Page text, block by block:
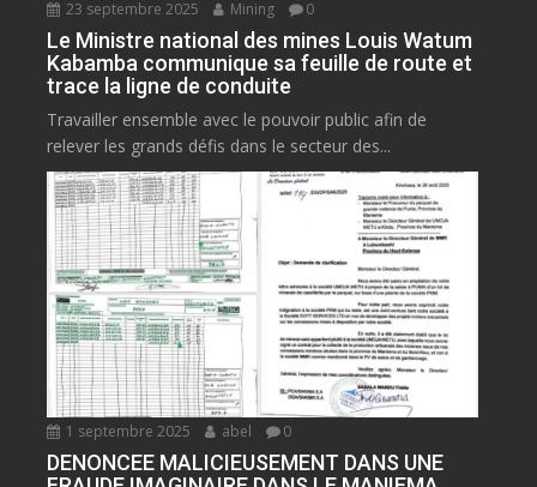
23 septembre 2025 Mining 0
Le Ministre national des mines Louis Watum
Kabamba communique sa feuille de route et
trace la ligne de conduite
Travailler ensemble avec le pouvoir public afin de
relever les grands défis dans le secteur des...
1 septembre 2025 abel 0
DENONCEE MALICIEUSEMENT DANS UNE